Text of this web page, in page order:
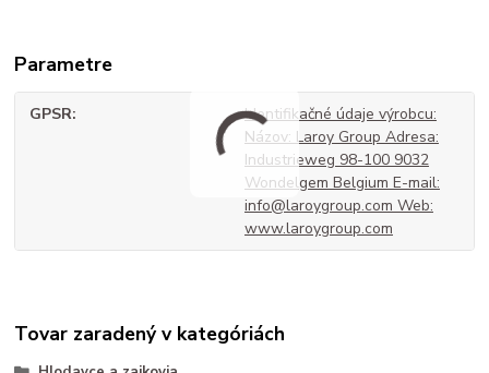
Parametre
GPSR
Identifikačné údaje výrobcu:
Názov: Laroy Group Adresa:
Industrieweg 98-100 9032
Wondelgem Belgium E-mail:
info@laroygroup.com Web:
www.laroygroup.com
Tovar zaradený v kategóriách